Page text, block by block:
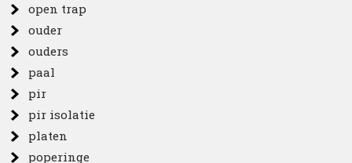
open trap
ouder
ouders
paal
pir
pir isolatie
platen
poperinge